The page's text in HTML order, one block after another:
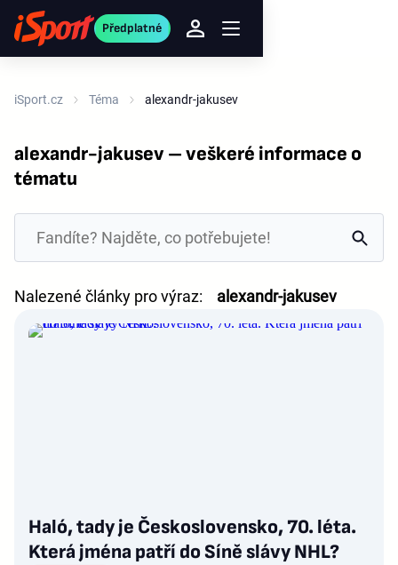
Předplatné
iSport.cz Téma alexandr-jakusev
alexandr-jakusev – veškeré informace o
tématu
Nalezené články pro výraz: alexandr-jakusev
Haló, tady je Československo, 70. léta.
Která jména patří do Síně slávy NHL?